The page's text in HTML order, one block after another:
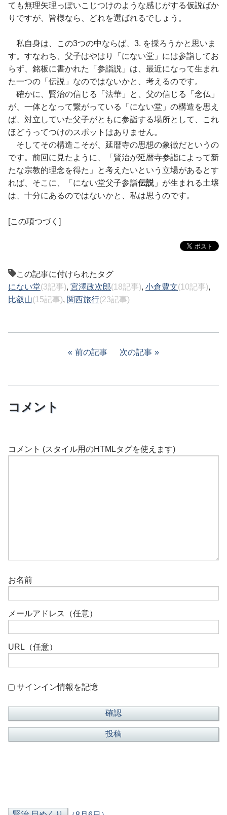
ても無理矢理っぽいこじつけのような感じがする仮説ばか
りですが、皆様なら、どれを選ばれるでしょう。
私自身は、この3つの中ならば、3. を採ろうかと思いま
す。すなわち、父子はやはり「にない堂」には参詣してお
らず、銘板に書かれた「参詣説」は、最近になって生まれ
た一つの「伝説」なのではないかと、考えるのです。
確かに、賢治の信じる「法華」と、父の信じる「念仏」
が、一体となって繋がっている「にない堂」の構造を思え
ば、対立していた父子がともに参詣する場所として、これ
ほどうってつけのスポットはありません。
そしてその構造こそが、延暦寺の思想の象徴だというの
です。前回に見たように、「賢治が延暦寺参詣によって新
たな宗教的理念を得た」と考えたいという立場があるとす
れば、そこに、「にない堂父子参詣伝説」が生まれる土壌
は、十分にあるのではないかと、私は思うのです。
[この項つづく]
この記事に付けられたタグ
にない堂(3記事), 宮澤政次郎(18記事), 小倉豊文(10記事),
比叡山(15記事), 関西旅行(23記事)
前の記事 次の記事
コメント
コメント (スタイル用のHTMLタグを使えます)
お名前
メールアドレス（任意）
URL（任意）
サインイン情報を記憶